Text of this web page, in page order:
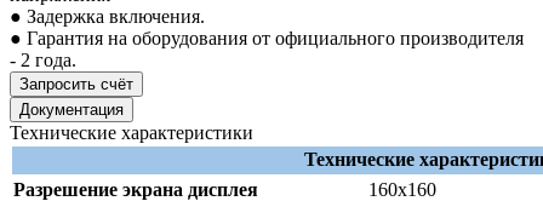
● Задержка включения.
● Гарантия на оборудования от официального производителя
- 2 года.
Запросить счёт
Документация
Технические характеристики
Технические
Разрешение экрана дисплея
160х160